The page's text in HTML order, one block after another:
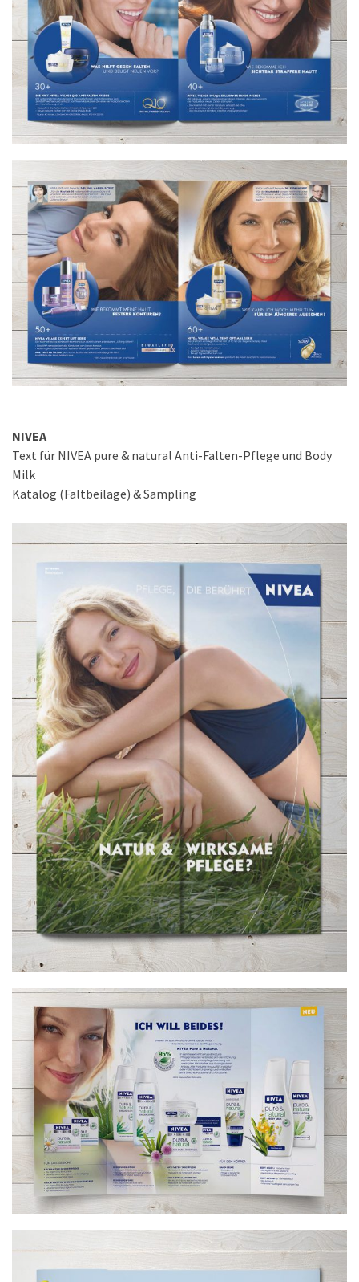
NIVEA
Text für NIVEA pure & natural Anti-Falten-Pflege und Body
Milk
Katalog (Faltbeilage) & Sampling